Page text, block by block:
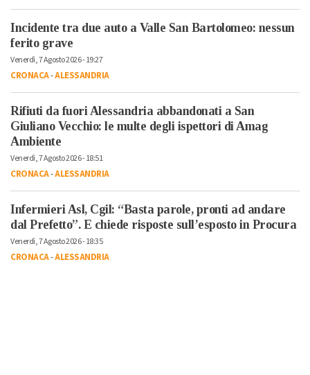
Incidente tra due auto a Valle San Bartolomeo: nessun
ferito grave
Venerdì, 7 Agosto 2026 - 19:27
CRONACA-ALESSANDRIA
Rifiuti da fuori Alessandria abbandonati a San
Giuliano Vecchio: le multe degli ispettori di Amag
Ambiente
Venerdì, 7 Agosto 2026 - 18:51
CRONACA-ALESSANDRIA
Infermieri Asl, Cgil: “Basta parole, pronti ad andare
dal Prefetto”. E chiede risposte sull’esposto in Procura
Venerdì, 7 Agosto 2026 - 18:35
CRONACA-ALESSANDRIA